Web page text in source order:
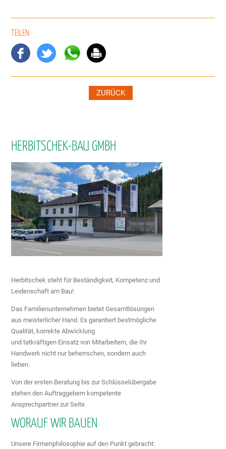
TEILEN
ZURÜCK
HERBITSCHEK-BAU GMBH
Herbitschek steht für Beständigkeit, Kompetenz und
Leidenschaft am Bau!
Das Familienunternehmen bietet Gesamtlösungen
aus meisterlicher Hand. Es garantiert bestmögliche
Qualität, korrekte Abwicklung
und tatkräftigen Einsatz von Mitarbeitern, die Ihr
Handwerk nicht nur beherrschen, sondern auch
lieben.
Von der ersten Beratung bis zur Schlüsselübergabe
stehen den Auftraggebern kompetente
Ansprechpartner zur Seite.
WORAUF WIR BAUEN
Unsere Firmenphilosophie auf den Punkt gebracht: